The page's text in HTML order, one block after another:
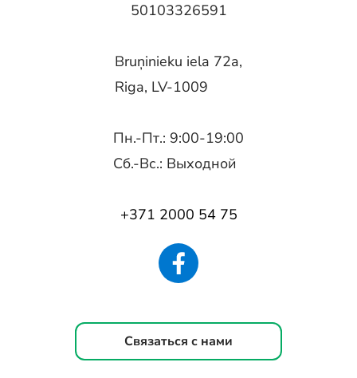
50103326591
Bruņinieku iela 72a,
Riga, LV-1009
Пн.-Пт.: 9:00-19:00
Сб.-Вс.: Выходной
+371 2000 54 75
Связаться с нами